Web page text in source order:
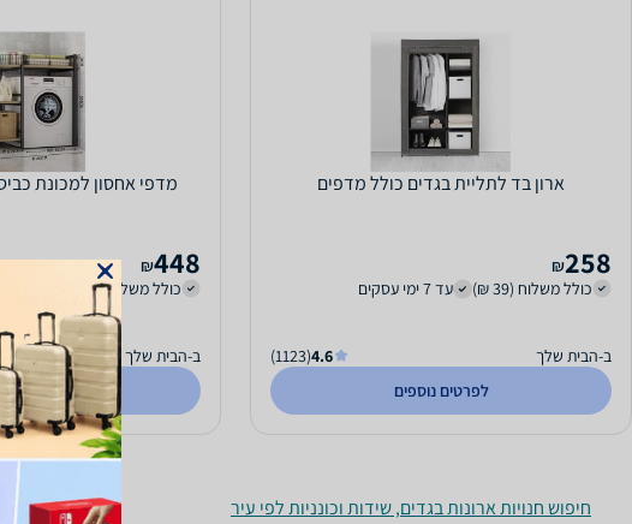
ארון בד לתליית בגדים כולל מדפים
258
₪
כולל משלוח (39 ₪)
עד 7 ימי עסקים
ב-הבית שלך 4.6
(1123)
לפרטים נוספים
מדפי אחסון למכונת
448
₪
כולל משלוח (49 ₪)
ב-הבית שלך
לפרטים
חיפוש חנויות ארונות בגדים, שידות וכונניות לפי עיר